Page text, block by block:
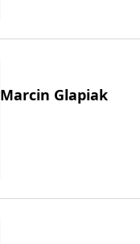
Marcin Glapiak